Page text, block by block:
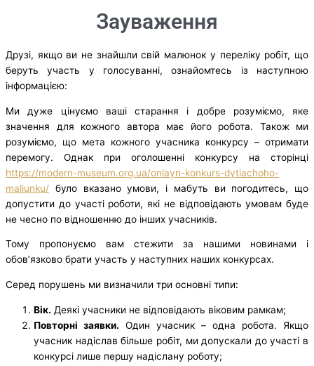
Зауваження
Друзі, якщо ви не знайшли свій малюнок у переліку робіт, що
беруть участь у голосуванні, ознайомтесь із наступною
інформацією:
Ми дуже цінуємо ваші старання і добре розуміємо, яке
значення для кожного автора має його робота. Також ми
розуміємо, що мета кожного учасника конкурсу – отримати
перемогу. Однак при оголошенні конкурсу на сторінці
https://modern-museum.org.ua/onlayn-konkurs-dytiachoho-
maliunku/ було вказано умови, і мабуть ви погодитесь, що
допустити до участі роботи, які не відповідають умовам буде
не чесно по відношенню до інших учасників.
Тому пропонуємо вам стежити за нашими новинами і
обов’язково брати участь у наступних наших конкурсах.
Серед порушень ми визначили три основні типи:
Вік. Деякі учасники не відповідають віковим рамкам;
Повторні заявки. Один учасник – одна робота. Якщо
учасник надіслав більше робіт, ми допускали до участі в
конкурсі лише першу надіслану роботу;